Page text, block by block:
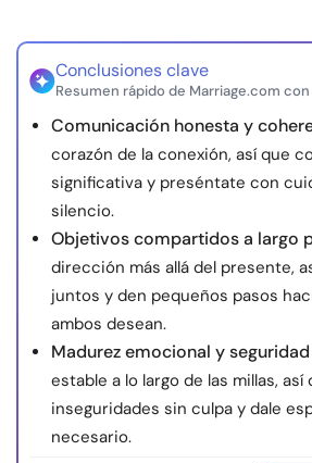
Conclusiones clave
Resumen rápido de Marriage.com con
Comunicación honesta y
corazón de la conexión, así que
significativa y preséntate con
silencio.
Objetivos compartidos a largo
dirección más allá del presente,
juntos y den pequeños pasos
ambos desean.
Madurez emocional y seguridad
estable a lo largo de las millas,
inseguridades sin culpa y dale
necesario.